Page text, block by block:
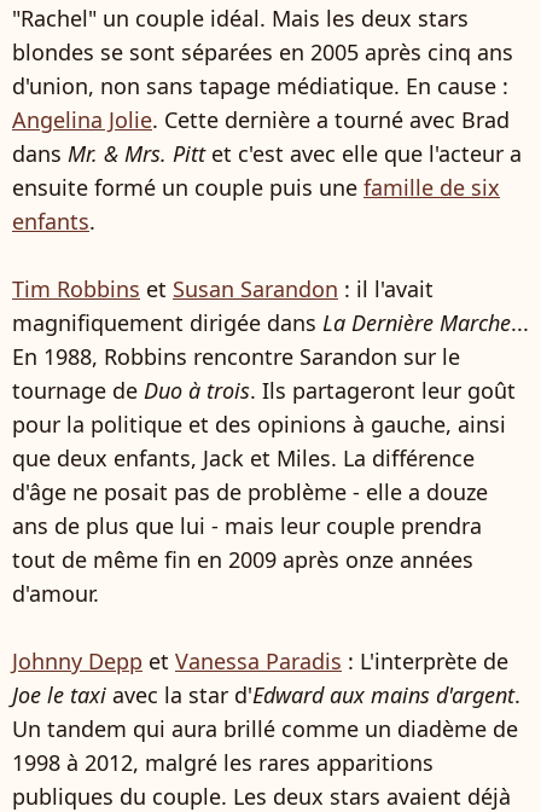
"Rachel" un couple idéal. Mais les deux stars
blondes se sont séparées en 2005 après cinq ans
d'union, non sans tapage médiatique. En cause :
Angelina Jolie. Cette dernière a tourné avec Brad
dans Mr. & Mrs. Pittet c'est avec elle que l'acteur a
ensuite formé un couple puis une famille de six
enfants.
Tim Robbins et Susan Sarandon : il l'avait
magnifiquement dirigée dans La Dernière Marche...
En 1988, Robbins rencontre Sarandon sur le
tournage de Duo à trois. Ils partageront leur goût
pour la politique et des opinions à gauche, ainsi
que deux enfants, Jack et Miles. La différence
d'âge ne posait pas de problème - elle a douze
ans de plus que lui - mais leur couple prendra
tout de même fin en 2009 après onze années
d'amour.
Johnny Depp et Vanessa Paradis : L'interprète de
Joe le taxi avec la star d'Edward aux mains d'argent.
Un tandem qui aura brillé comme un diadème de
1998 à 2012, malgré les rares apparitions
publiques du couple. Les deux stars avaient déjà